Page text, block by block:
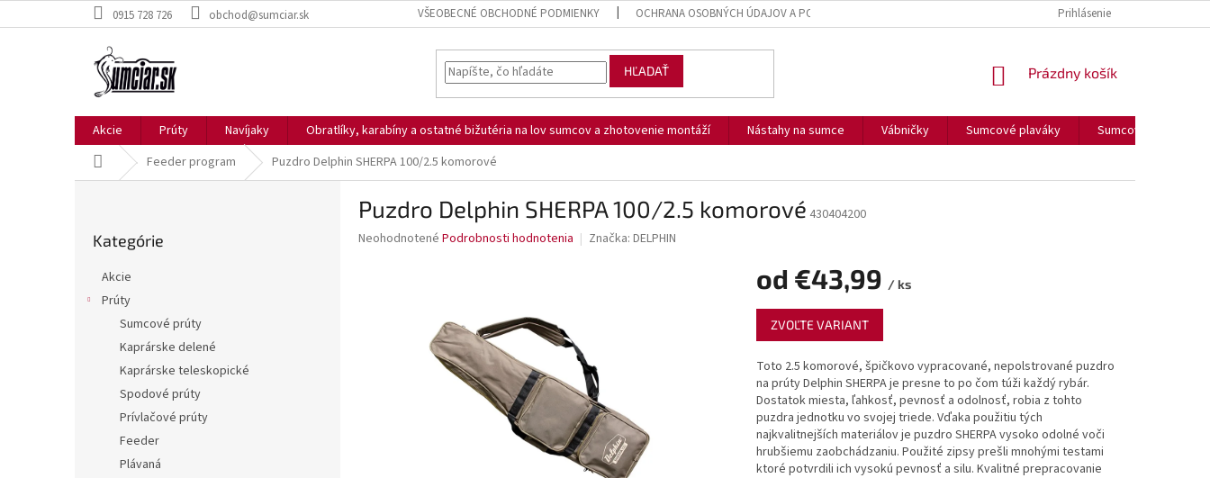
na
0915 728 726 obchod@sumciar.sk VŠEOBECNÉ OBCHODNÉ PODMIENKY OCHRANA OSOBNÝCH ÚDAJOV A POUČENIE O COOKIES FORMULÁR NA ODSTÚPENIE OD ZMLUVY
Prihlásenie
HĽADAŤ
NÁKUPNÝ
Prázdny košík
Akcie Prúty Navíjaky Obratlíky, karabíny a ostatné bižutéria na lov sumcov a zhotovenie montáží Nástahy na sumce Vábničky Sumcové plaváky
Sumcové olova
DomovFeeder program Puzdro Delphin SHERPA 100/2.5 komorové
kategórie
Kategórie
Akcie
Prúty
Sumcové prúty
Kaprárske delené
Kaprárske teleskopické
Spodové prúty
Prívlačové prúty
Feeder
Plávaná
Puzdro Delphin SHERPA 100/2.5 komorové 430404200
Priemerné
Neohodnotené Podrobnosti hodnotenia Značka: DELPHIN
od €43,99 / ks
Jednotková
cena:
ZVOĽTE VARIANT
Toto 2.5 komorové, špičkovo vypracované, nepolstrované puzdro
na prúty Delphin SHERPA je presne to po čom túži každý rybár.
Dostatok miesta, ľahkosť, pevnosť a odolnosť, robia z tohto
puzdra jednotku vo svojej triede. Vďaka použitiu tých
najkvalitnejších materiálov je puzdro SHERPA vysoko odolné voči
hrubšiemu zaobchádzaniu. Použité zipsy prešli mnohými testami
ktoré potvrdili ich vysokú pevnosť a silu. Kvalitné prepracovanie